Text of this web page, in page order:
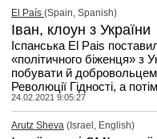
El País (Spain, Spanish)
Іван, клоун з України
Іспанська El Pais
«політичного біженця» з
побувати й
Революції Гідності, а
24.02.2021 9:05:27
Arutz Sheva (Israel, English)